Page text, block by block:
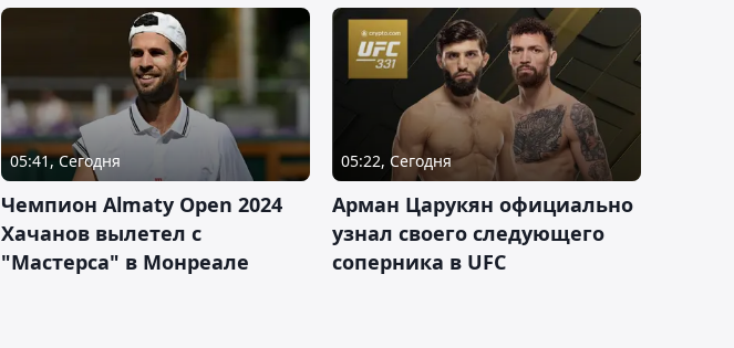
05:41, Сегодня
Чемпион Almaty Open 2024
Хачанов вылетел с
"Мастерса" в Монреале
05:22, Сегодня
Арман Царукян официально
узнал своего следующего
соперника в UFC